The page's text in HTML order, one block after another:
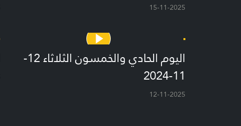
15-11-2025
اليوم الحادي والخمسون الثلاثاء 12-
11-2024
12-11-2025